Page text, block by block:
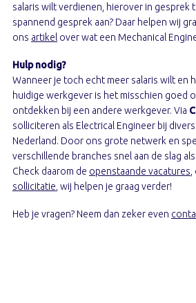
salaris wilt verdienen, hierover in gesprek
spannend gesprek aan? Daar helpen wij
ons artikel over wat een Mechanical
Hulp nodig?
Wanneer je toch echt meer salaris wilt en
huidige werkgever is het misschien goed
ontdekken bij een andere werkgever. Via
solliciteren als Electrical Engineer bij
Nederland. Door ons grote netwerk en
verschillende branches snel aan de slag
Check daarom de openstaande vacatures
sollicitatie , wij helpen je graag verder!
Heb je vragen? Neem dan zeker even